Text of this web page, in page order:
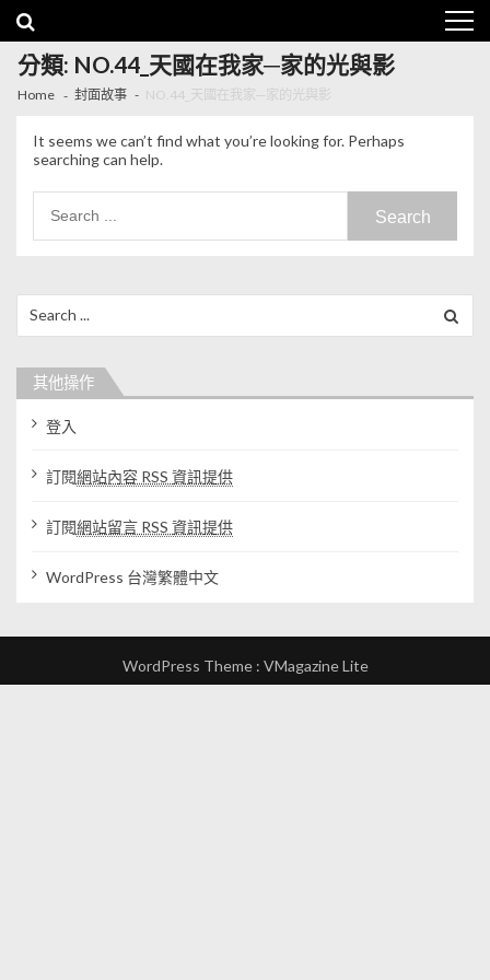
Skip to navigation
Skip to content
分類: NO.44_天國在我家─家的光與影
Home 封面故事 NO.44_天國在我家─家的光與影
It seems we can’t find what you’re looking for. Perhaps
searching can help.
其他操作
登入
訂閱網站內容 RSS 資訊提供
訂閱網站留言 RSS 資訊提供
WordPress 台灣繁體中文
WordPress Theme : VMagazine Lite